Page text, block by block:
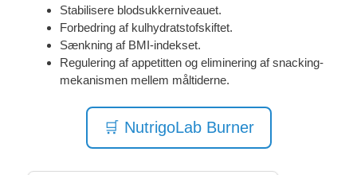
Stabilisere blodsukkerniveauet.
Forbedring af kulhydratstofskiftet.
Sænkning af BMI-indekset.
Regulering af appetitten og eliminering af snacking-
mekanismen mellem måltiderne.
🛒 NutrigoLab Burner